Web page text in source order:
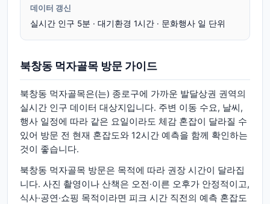
데이터 갱신
실시간 인구 5분 · 대기환경 1시간 · 문화행사 일 단위
북창동 먹자골목 방문 가이드
북창동 먹자골목은(는) 종로구에 가까운 발달상권 권역의
실시간 인구 데이터 대상지입니다. 주변 이동 수요, 날씨,
행사 일정에 따라 같은 요일이라도 체감 혼잡이 달라질 수
있어 방문 전 현재 혼잡도와 12시간 예측을 함께 확인하는
것이 좋습니다.
북창동 먹자골목 방문은 목적에 따라 권장 시간이 달라집
니다. 사진 촬영이나 산책은 오전·이른 오후가 안정적이고,
식사·공연·쇼핑 목적이라면 피크 시간 직전의 예측 혼잡도